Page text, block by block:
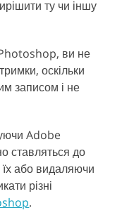
ту чи іншу
ви не
оскільки
записом і не
Adobe
ставляться до
або видаляючи
різні
.